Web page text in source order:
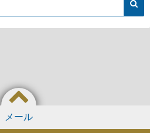
メール